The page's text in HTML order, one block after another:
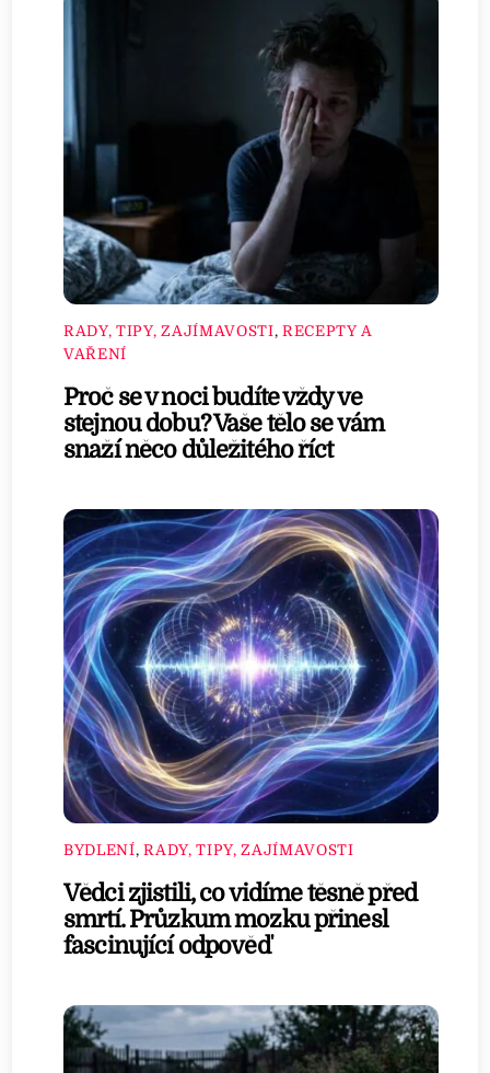
RADY, TIPY, ZAJÍMAVOSTI, RECEPTY A
VAŘENÍ
Proč se v noci budíte vždy ve
stejnou dobu? Vaše tělo se vám
snaží něco důležitého říct
BYDLENÍ,RADY, TIPY, ZAJÍMAVOSTI
Vědci zjistili, co vidíme těsně před
smrtí. Průzkum mozku přinesl
fascinující odpověď